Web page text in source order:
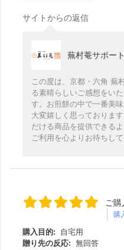
サイトからの返信
蕪村菴サポー
この度は、京都・六角 蕪
る素晴らしいご感想をい
す。お煎餅の中で一番美
大変嬉しく思っておりま
だける商品を提供できる
ご利用を心よりお待ちして
ご購
購
購入目的:
自宅用
贈り先の反応: 無回答